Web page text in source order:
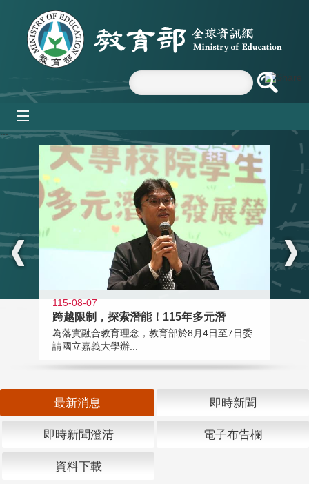
跳到主要內容區塊
:::
115-08-07
跨越限制，探索潛能！115年多元潛
為落實融合教育理念，教育部於8月4日至7日委
請國立嘉義大學辦...
最新消息 即時新聞
即時新聞澄清 電子布告欄
資料下載